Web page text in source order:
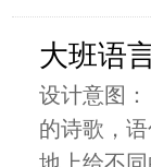
大班语
设计意图
的诗歌，